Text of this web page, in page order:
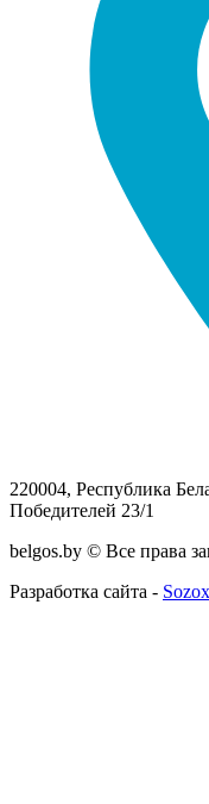
220004, Республика
Победителей 23/1
belgos.by © Все права
Разработка сайта -